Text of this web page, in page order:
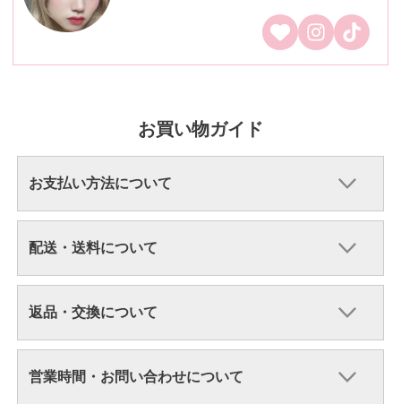
お買い物ガイド
お支払い方法について
配送・送料について
返品・交換について
営業時間・お問い合わせについて